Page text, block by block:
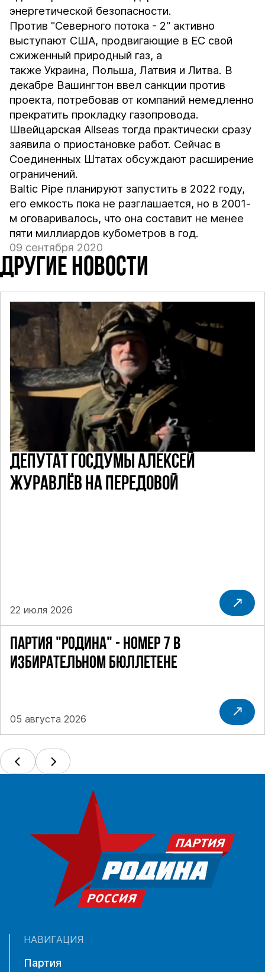
энергетической безопасности.
Против "Северного потока - 2" активно
выступают США, продвигающие в ЕС свой
сжиженный природный газ, а
также Украина, Польша, Латвия и Литва. В
декабре Вашингтон ввел санкции против
проекта, потребовав от компаний немедленно
прекратить прокладку газопровода.
Швейцарская Allseas тогда практически сразу
заявила о приостановке работ. Сейчас в
Соединенных Штатах обсуждают расширение
ограничений.
Baltic Pipe планируют запустить в 2022 году,
его емкость пока не разглашается, но в 2001-
м оговаривалось, что она составит не менее
пяти миллиардов кубометров в год.
09 сентября 2020
ДРУГИЕ НОВОСТИ
ПАРТИЯ "РОДИНА" - НОМЕР 7 В
ИЗБИРАТЕЛЬНОМ БЮЛЛЕТЕНЕ
05 августа 2026
ДЕПУТАТ ГОСДУМЫ АЛЕКСЕЙ
ЖУРАВЛЁВ НА ПЕРЕДОВОЙ
22 июля 2026
НАВИГАЦИЯ
Партия